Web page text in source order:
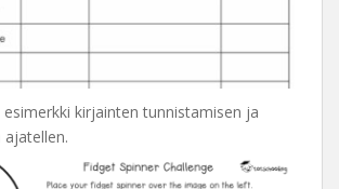
esimerkki kirjainten tunnistamisen ja